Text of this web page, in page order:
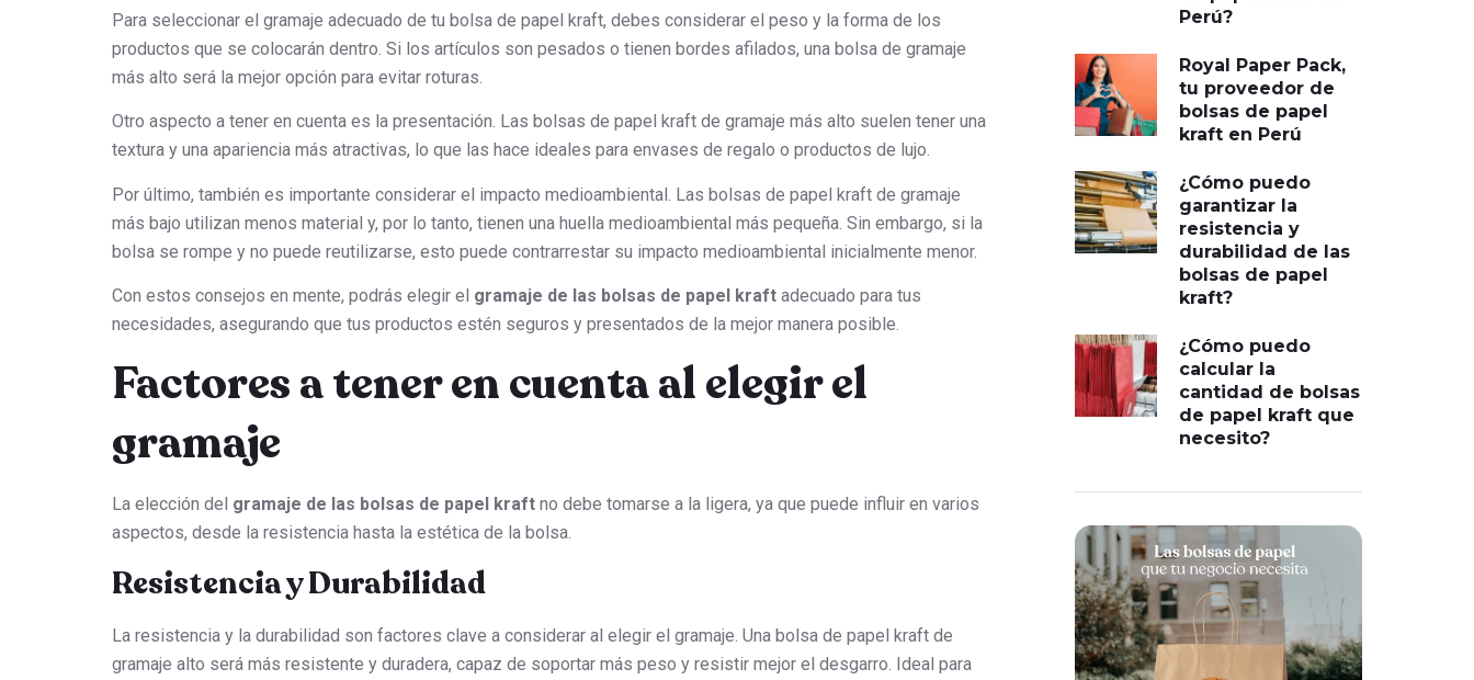
Para seleccionar el gramaje adecuado de tu bolsa de papel kraft, debes considerar el peso y la forma de los
productos que se colocarán dentro. Si los artículos son pesados o tienen bordes afilados, una bolsa de gramaje
más alto será la mejor opción para evitar roturas.
Otro aspecto a tener en cuenta es la presentación. Las bolsas de papel kraft de gramaje más alto suelen tener una
textura y una apariencia más atractivas, lo que las hace ideales para envases de regalo o productos de lujo.
Por último, también es importante considerar el impacto medioambiental. Las bolsas de papel kraft de gramaje
más bajo utilizan menos material y, por lo tanto, tienen una huella medioambiental más pequeña. Sin embargo, si la
bolsa se rompe y no puede reutilizarse, esto puede contrarrestar su impacto medioambiental inicialmente menor.
Con estos consejos en mente, podrás elegir el gramaje de las bolsas de papel kraft adecuado para tus
necesidades, asegurando que tus productos estén seguros y presentados de la mejor manera posible.
Factores a tener en cuenta al elegir el
gramaje
La elección del gramaje de las bolsas de papel kraft no debe tomarse a la ligera, ya que puede influir en varios
aspectos, desde la resistencia hasta la estética de la bolsa.
Resistencia y Durabilidad
La resistencia y la durabilidad son factores clave a considerar al elegir el gramaje. Una bolsa de papel kraft de
gramaje alto será más resistente y duradera, capaz de soportar más peso y resistir mejor el desgarro. Ideal para
Perú?
Royal Paper Pack,
tu proveedor de
bolsas de papel
kraft en Perú
¿Cómo puedo
garantizar la
resistencia y
durabilidad de las
bolsas de papel
kraft?
¿Cómo puedo
calcular la
cantidad de bolsas
de papel kraft que
necesito?